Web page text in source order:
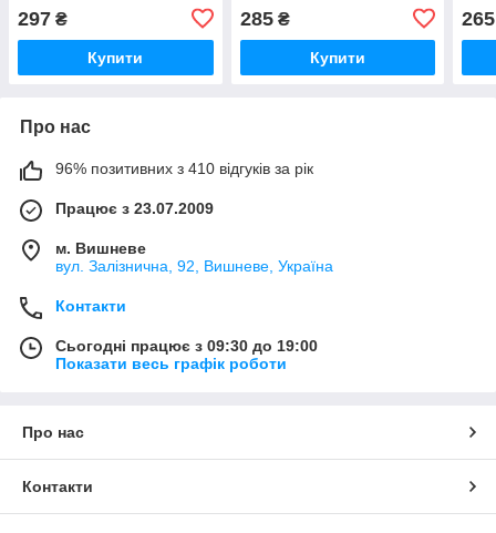
297 ₴
Купити
285₴
Купити
Вол
265
Про нас
96% позитивних з 410 відгуків за рік
Працює з 23.07.2009
м. Вишневе
вул. Залізнична, 92, Вишневе, Україна
Контакти
Сьогодні працює з 09:30 до 19:00
Показати весь графік роботи
Про нас
Контакти